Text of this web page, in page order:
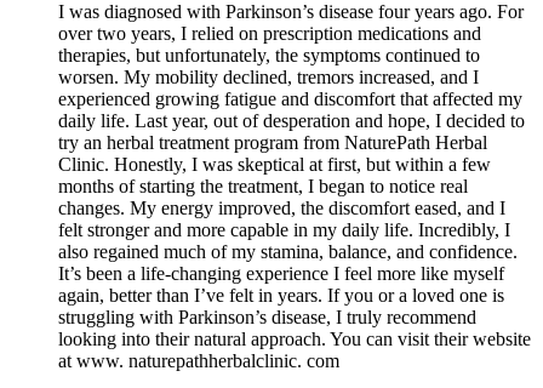
I was diagnosed with Parkinson’s disease four years ago. For
over two years, I relied on prescription medications and
therapies, but unfortunately, the symptoms continued to
worsen. My mobility declined, tremors increased, and I
experienced growing fatigue and discomfort that affected my
daily life. Last year, out of desperation and hope, I decided to
try an herbal treatment program from NaturePath Herbal
Clinic. Honestly, I was skeptical at first, but within a few
months of starting the treatment, I began to notice real
changes. My energy improved, the discomfort eased, and I
felt stronger and more capable in my daily life. Incredibly, I
also regained much of my stamina, balance, and confidence.
It’s been a life-changing experience I feel more like myself
again, better than I’ve felt in years. If you or a loved one is
struggling with Parkinson’s disease, I truly recommend
looking into their natural approach. You can visit their website
at www. naturepathherbalclinic. com